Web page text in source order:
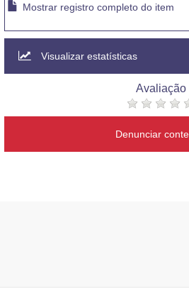
Mostrar registro completo do item
Visualizar estatísticas
Avaliação
Denunciar